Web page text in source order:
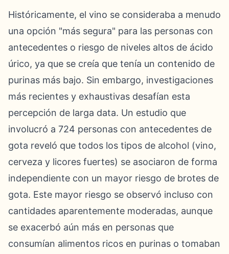
Históricamente, el vino se consideraba a menudo
una opción "más segura" para las personas con
antecedentes o riesgo de niveles altos de ácido
úrico, ya que se creía que tenía un contenido de
purinas más bajo. Sin embargo, investigaciones
más recientes y exhaustivas desafían esta
percepción de larga data. Un estudio que
involucró a 724 personas con antecedentes de
gota reveló que todos los tipos de alcohol (vino,
cerveza y licores fuertes) se asociaron de forma
independiente con un mayor riesgo de brotes de
gota. Este mayor riesgo se observó incluso con
cantidades aparentemente moderadas, aunque
se exacerbó aún más en personas que
consumían alimentos ricos en purinas o tomaban